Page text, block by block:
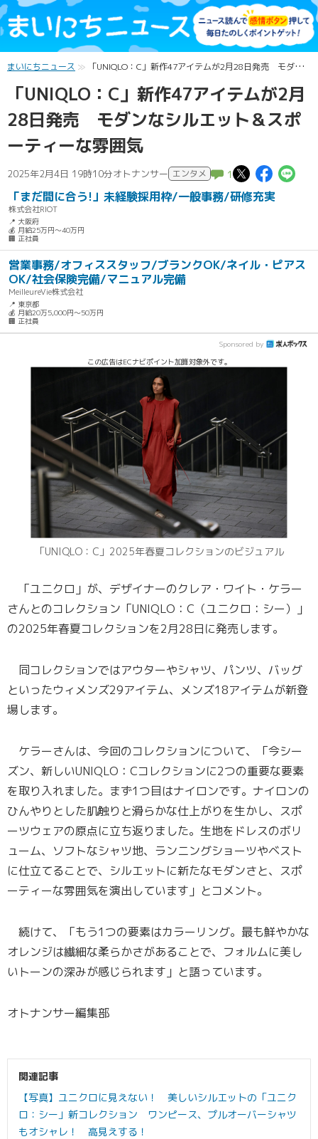
まいにちニュース 「UNIQLO：C」新作47アイテムが2月28日発売 モダンなシルエット＆スポーティーな雰囲気
「UNIQLO：C」新作47アイテムが2月
28日発売 モダンなシルエット＆スポ
ーティーな雰囲気
2025年2月4日 19時10分オトナンサー エンタメ 1 この記
この
「まだ間に合う!」未経験採用枠/一般事務/研修充実
株式会社RIOT
📍 大阪府
💰 月給25万円～40万円
🏢 正社員
営業事務/オフィススタッフ/ブランクOK/ネイル・ピアス
OK/社会保険完備/マニュアル完備
MeilleureVie株式会社
📍 東京都
💰 月給20万5,000円～50万円
🏢 正社員
Sponsored by
この広告はECナビポイント加算対象外です。
「UNIQLO：C」2025年春夏コレクションのビジュアル
「ユニクロ」が、デザイナーのクレア・ワイト・ケラー
さんとのコレクション「UNIQLO：C（ユニクロ：シー）」
の2025年春夏コレクションを2月28日に発売します。
同コレクションではアウターやシャツ、パンツ、バッグ
といったウィメンズ29アイテム、メンズ18アイテムが新登
場します。
ケラーさんは、今回のコレクションについて、「今シー
ズン、新しいUNIQLO：Cコレクションに2つの重要な要素
を取り入れました。まず1つ目はナイロンです。ナイロンの
ひんやりとした肌触りと滑らかな仕上がりを生かし、スポ
ーツウェアの原点に立ち返りました。生地をドレスのボリ
ューム、ソフトなシャツ地、ランニングショーツやベスト
に仕立てることで、シルエットに新たなモダンさと、スポ
ーティーな雰囲気を演出しています」とコメント。
続けて、「もう1つの要素はカラーリング。最も鮮やかな
オレンジは繊細な柔らかさがあることで、フォルムに美し
いトーンの深みが感じられます」と語っています。
オトナンサー編集部
関連記事
【写真】ユニクロに見えない！ 美しいシルエットの「ユニク
ロ：シー」新コレクション ワンピース、プルオーバーシャツ
もオシャレ！ 高見えする！